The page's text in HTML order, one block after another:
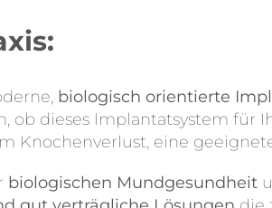
biologisch orientierte
dieses Implantatsystem für
Knochenverlust, eine
biologischen Mundgesundheit